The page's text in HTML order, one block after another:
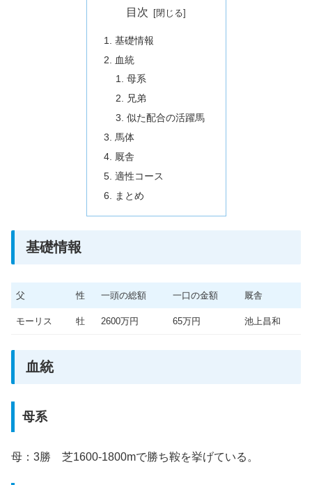
目次
基礎情報
血統
母系
兄弟
似た配合の活躍馬
馬体
厩舎
適性コース
まとめ
基礎情報
父 性 一頭の総額 一口の金額 厩舎
モーリス 牡 2600万円 65万円 池上昌和
血統
母系
母：3勝 芝1600-1800mで勝ち鞍を挙げている。